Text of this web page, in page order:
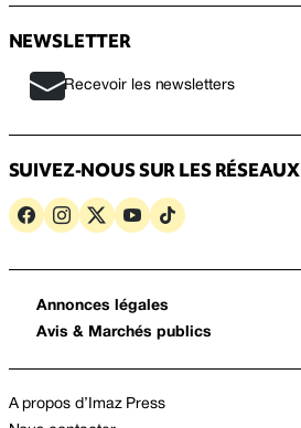
NEWSLETTER
Recevoir les newsletters
SUIVEZ-NOUS SUR LES RÉSEAUX
Annonces légales
Avis & Marchés publics
A propos d’Imaz Press